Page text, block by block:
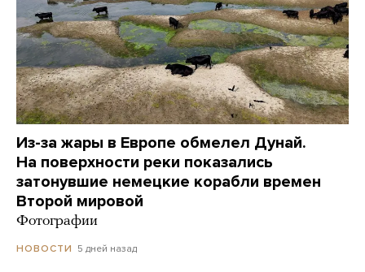
Из-за жары в Европе обмелел Дунай.
На поверхности реки показались
затонувшие немецкие корабли времен
Второй мировой
Фотографии
НОВОСТИ 5 дней назад